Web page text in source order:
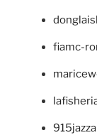
fiamc-